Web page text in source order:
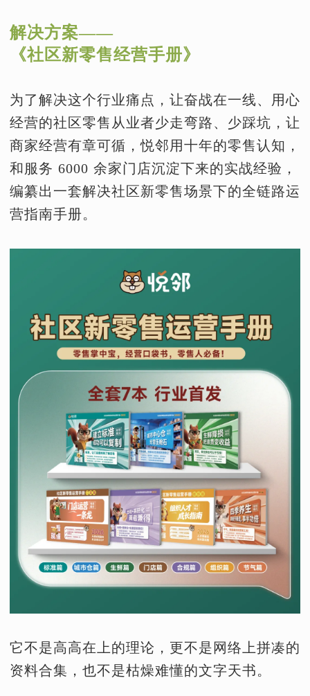
解决方案——
《社区新零售经营手册》
为了解决这个行业痛点，让奋战在一线、用心
经营的社区零售从业者少走弯路、少踩坑，让
商家经营有章可循，悦邻用十年的零售认知，
和服务 6000 余家门店沉淀下来的实战经验，
编纂出一套解决社区新零售场景下的全链路运
营指南手册。
它不是高高在上的理论，更不是网络上拼凑的
资料合集，也不是枯燥难懂的文字天书。